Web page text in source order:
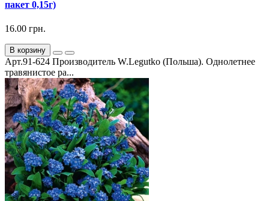
пакет 0,15г)
16.00 грн.
В корзину
Арт.91-624 Производитель W.Legutko (Польша). Однолетнее
травянистое ра...